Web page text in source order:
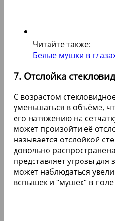
Читайте также:
Белые мушки в
7. Отслойка
С возрастом
уменьшаться в объёме,
его натяжению на
может произойти её
называется отслойкой
довольно
представляет угрозы для
может наблюдаться
вспышек и “мушек” в